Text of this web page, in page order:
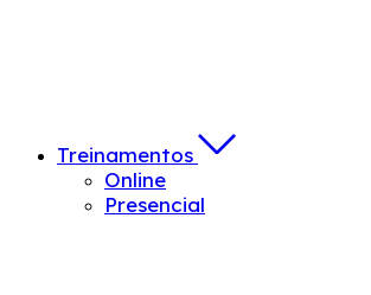
Treinamentos
Online
Presencial